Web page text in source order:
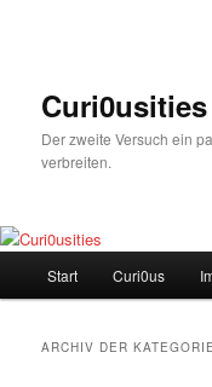
Curi0usities
Der zweite Versuch ein
verbreiten.
Start Curi0us
ARCHIV DER